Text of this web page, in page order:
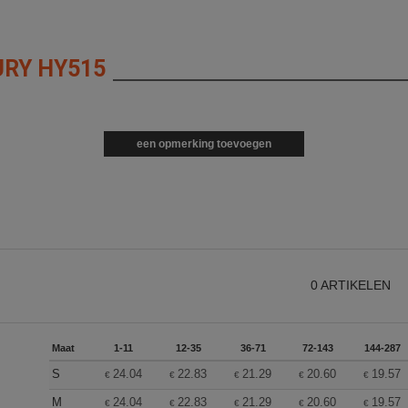
HY515
een opmerking toevoegen
0 ARTIKELEN
Maat 1-11 12-35 36-71 72-143 144-287
S € 24.04 € 22.83 € 21.29 € 20.60 € 19.57
M € 24.04 € 22.83 € 21.29 € 20.60 € 19.57